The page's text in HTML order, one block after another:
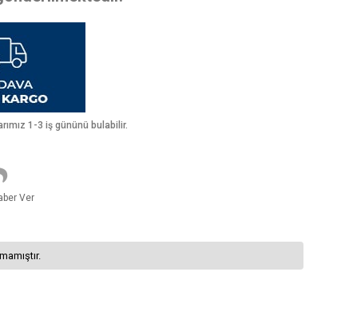
1-3 iş gününü bulabilir.
Ver